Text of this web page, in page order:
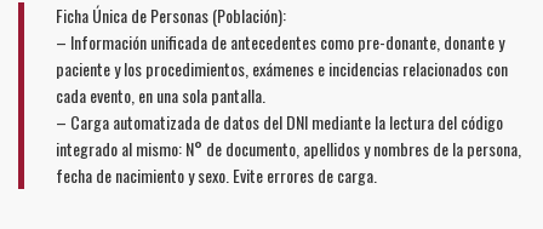
Ficha Única de Personas (Población):
– Información unificada de antecedentes como pre-donante, donante y
paciente y los procedimientos, exámenes e incidencias relacionados con
cada evento, en una sola pantalla.
– Carga automatizada de datos del DNI mediante la lectura del código
integrado al mismo: N° de documento, apellidos y nombres de la persona,
fecha de nacimiento y sexo. Evite errores de carga.